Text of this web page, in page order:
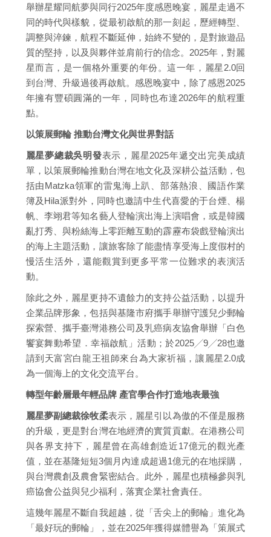
舉辦星耀同航夢與同行2025年度感恩晚宴，麗星走過不
同的時代與樣貌，從最初啟航的那一刻起，歷經轉型、
調整與淬鍊，航程不斷延伸，始終不變的，是對旅遊品
質的堅持，以及與夥伴並肩前行的信念。2025年，對麗
星而言，是一個格外重要的年份。這一年，麗星2.0回
到台灣、升級過後再啟航。感恩晚宴中，除了感恩2025
年擁有豐碩圓滿的一年，同時也布達2026年的航程重
點。
以策展郵輪 推動台灣文化與世界對話
麗星夢總裁吳明發表示，麗星2025年遞交出完美成績
單，以策展郵輪推動台灣在地文化及深耕公益活動，包
括由Matzka領軍的雷鬼海上趴、部落熱浪、國語作業
簿及Hila派對外，同時也邀請中生代喜愛的于台煙、楊
帆、李翊君等知名藝人登輪演出海上演唱會，或是韓國
亂打秀、與粉絲海上零距離互動的霹靂布袋戲登輪演出
的海上主題活動，讓旅客除了能盡情享受海上度假村的
慢活生活外，還能觀賞到更多平常一位難求的表演活
動。
除此之外，麗星更持不遺餘力的支持公益活動，以提升
企業品牌形象，包括與基隆市府攜手舉辦守護兒少郵輪
探索營、攜手臺灣港務公司及乳癌病友協會舉辦「白色
饗宴舞動希望．幸福啟航」活動；於2025╱9╱28也邀
請到天富宮白龍王祖師來台為大家祈福，讓麗星2.0成
為一個海上的文化交流平台。
轉型年齡層最年輕品牌 產官學合作打造地表最強
麗星夢副總裁徐牧柔表示，麗星引以為傲的不僅是服務
的升級，更是對台灣在地經濟的實質貢獻。在港務公司
與各界支持下，麗星曾在高雄創造近17億元的觀光產
值，並在基隆短短3個月內達成超過1億元的在地採購，
與台灣農創及農會緊密結合。此外，麗星也積極參與乳
癌協會公益與兒少福利，落實企業社會責任。
這幾年麗星不斷自我超越，從「舌尖上的郵輪」進化為
「最好玩的郵輪」，並在2025年獲得媒體譽為「策展式